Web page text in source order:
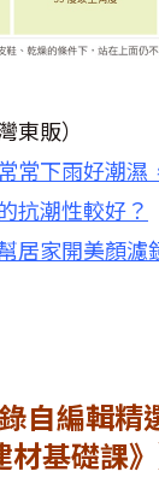
東販）
常下雨好潮濕
抗潮性較好？
居家開美顏濾
錄自編輯
材基礎課》